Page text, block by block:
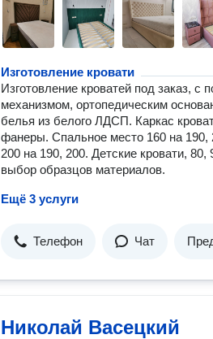
Изготовление кровати
Изготовление кроватей под заказ, с
механизмом, ортопедическим
белья из белого ЛДСП. Каркас
фанеры. Спальное место 160 на 190,
200 на 190, 200. Детские кровати,
выбор образцов материалов.
Ещё 3 услуги
Телефон Чат
Николай Васецкий